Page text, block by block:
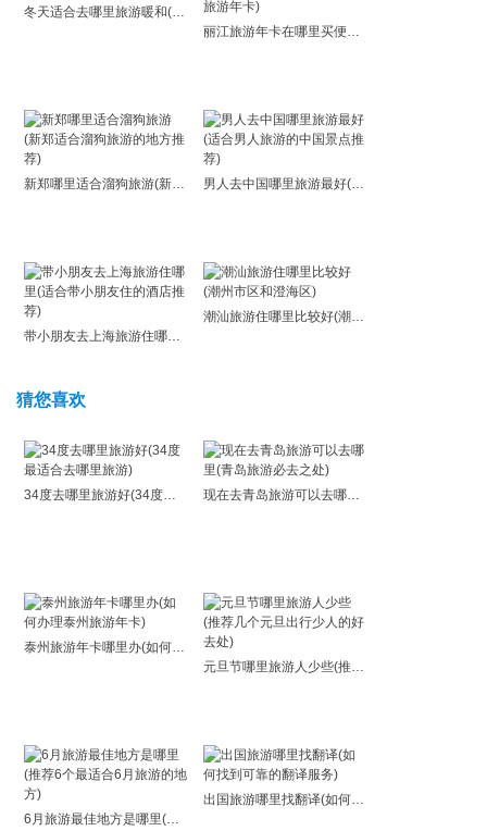
冬天适合去哪里旅游暖和(寻找冬日温暖度假胜地)
丽江旅游年卡在哪里买便宜(如何在丽江购买最优惠的旅游年卡)
新郑哪里适合溜狗旅游(新郑适合溜狗旅游的地方推荐) 男人去中国哪里旅游最好(适合男人旅游的中国景点推荐)
带小朋友去上海旅游住哪里(适合带小朋友住的酒店推荐)
潮汕旅游住哪里比较好(潮州市区和澄海区)
猜您喜欢
34度去哪里旅游好(34度最适合去哪里旅游) 现在去青岛旅游可以去哪里(青岛旅游必去之处)
泰州旅游年卡哪里办(如何办理泰州旅游年卡)
元旦节哪里旅游人少些(推荐几个元旦出行少人的好去处)
6月旅游最佳地方是哪里(推荐6个最适合6月旅游的地方)
出国旅游哪里找翻译(如何找到可靠的翻译服务)